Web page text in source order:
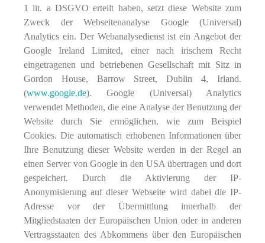
1 lit. a DSGVO erteilt haben, setzt diese Website zum
Zweck der Webseitenanalyse Google (Universal)
Analytics ein. Der Webanalysedienst ist ein Angebot der
Google Ireland Limited, einer nach irischem Recht
eingetragenen und betriebenen Gesellschaft mit Sitz in
Gordon House, Barrow Street, Dublin 4, Irland.
(www.google.de). Google (Universal) Analytics
verwendet Methoden, die eine Analyse der Benutzung der
Website durch Sie ermöglichen, wie zum Beispiel
Cookies. Die automatisch erhobenen Informationen über
Ihre Benutzung dieser Website werden in der Regel an
einen Server von Google in den USA übertragen und dort
gespeichert. Durch die Aktivierung der IP-
Anonymisierung auf dieser Webseite wird dabei die IP-
Adresse vor der Übermittlung innerhalb der
Mitgliedstaaten der Europäischen Union oder in anderen
Vertragsstaaten des Abkommens über den Europäischen